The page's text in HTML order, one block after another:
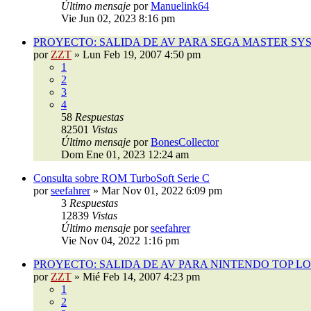
Último mensaje porManuelink64
Vie Jun 02, 2023 8:16 pm
PROYECTO: SALIDA DE AV PARA SEGA MASTER
por ZZT » Lun Feb 19, 2007 4:50 pm
1
2
3
4
58 Respuestas
82501 Vistas
Último mensaje porBonesCollector
Dom Ene 01, 2023 12:24 am
Consulta sobre ROM TurboSoft Serie C
porseefahrer» Mar Nov 01, 2022 6:09 pm
3 Respuestas
12839 Vistas
Último mensaje porseefahrer
Vie Nov 04, 2022 1:16 pm
PROYECTO: SALIDA DE AV PARA NINTENDO TOP
por ZZT » Mié Feb 14, 2007 4:23 pm
1
2